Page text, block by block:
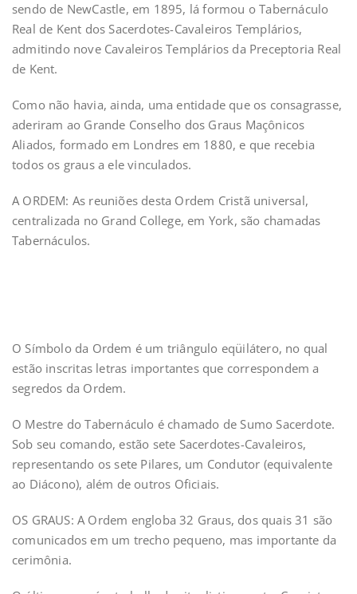
sendo de NewCastle, em 1895, lá formou o Tabernáculo
Real de Kent dos Sacerdotes-Cavaleiros Templários,
admitindo nove Cavaleiros Templários da Preceptoria Real
de Kent.
Como não havia, ainda, uma entidade que os consagrasse,
aderiram ao Grande Conselho dos Graus Maçônicos
Aliados, formado em Londres em 1880, e que recebia
todos os graus a ele vinculados.
A ORDEM: As reuniões desta Ordem Cristã universal,
centralizada no Grand College, em York, são chamadas
Tabernáculos.
O Símbolo da Ordem é um triângulo eqüilátero, no qual
estão inscritas letras importantes que correspondem a
segredos da Ordem.
O Mestre do Tabernáculo é chamado de Sumo Sacerdote.
Sob seu comando, estão sete Sacerdotes-Cavaleiros,
representando os sete Pilares, um Condutor (equivalente
ao Diácono), além de outros Oficiais.
OS GRAUS: A Ordem engloba 32 Graus, dos quais 31 são
comunicados em um trecho pequeno, mas importante da
cerimônia.